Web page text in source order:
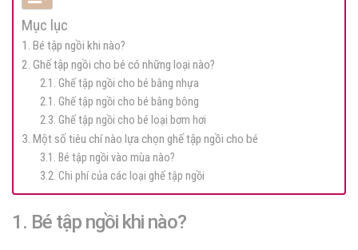
Mục lục
1. Bé tập ngồi khi nào?
2. Ghế tập ngồi cho bé có những loại nào?
2.1. Ghế tập ngồi cho bé bằng nhựa
2.1. Ghế tập ngồi cho bé bằng bông
2.3. Ghế tập ngồi cho bé loại bơm hơi
3. Một số tiêu chí nào lựa chọn ghế tập ngồi cho bé
3.1. Bé tập ngồi vào mùa nào?
3.2. Chi phí của các loại ghế tập ngồi
1. Bé tập ngồi khi nào?